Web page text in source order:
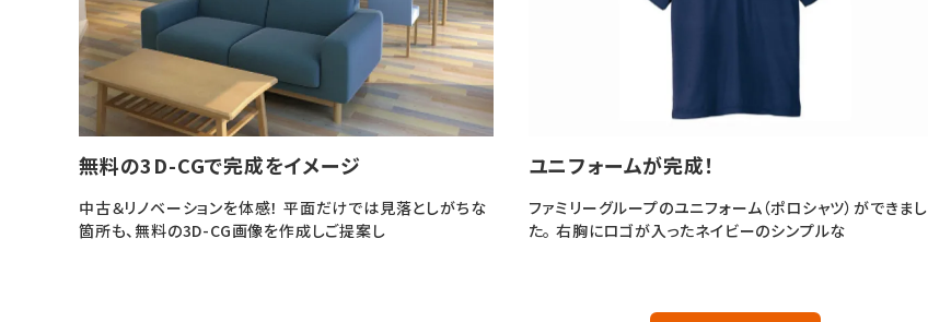
無料の3D-CGで完成をイメージ
中古＆リノベーションを体感！ 平面だけでは見落としがちな
箇所も、無料の3D-CG画像を作成しご提案し
ユニフォームが完成！
ファミリーグループのユニフォーム（ポロシャツ）ができまし
た。 右胸にロゴが入ったネイビーのシンプルな